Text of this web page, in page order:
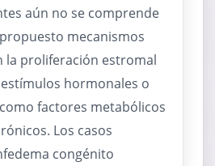
aún no se comprende
mecanismos
la proliferación estromal
hormonales o
factores metabólicos
Los casos
congénito